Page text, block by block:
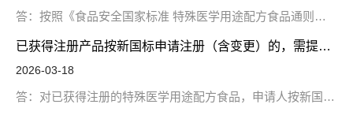
答：按照《食品安全国家标准 特殊医学用途配方食品通则》（GB 29922-2013）产品类别已获得注册的产品，符合新国标新增产品类别及技术要求的，可申请变更产品类别，并提供相应依据。
已获得注册产品按新国标申请注册（含变更）的，需提交哪些申请材料、是否需要提交稳定性研究材料、是否需要进行现场核查和抽样检验？
2026-03-18
答：对已获得注册的特殊医学用途配方食品，申请人按新国标申请注册（含变更）的，应按《特殊医学用途配方食品注册申请材料项目与要求（试行）（2017修订版）》提交材料，未发生变化的材料不再重复提交，并予以说明。产品研发报告中，应详细说明产品配方、生产工艺等调整的研发论证情况以及调整前后的差异。申请人应参照《特殊医学用途配方食品稳定性研究要求（试行）（2017 修订版）》要求组织开展稳定性研究，并保留记录备查。审评机构根据食品安全风险组织对申请人进行生产现场核查和抽样检验。对已获注册的特殊医学用途配方食品，申请人仅按新国标申请注册（含变更）且生产工艺未发生实质性变化的，一般不再进行生产现场核查和抽样检验。